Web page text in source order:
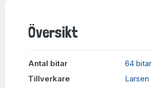
Översikt
Antal bitar
64 bitar
Tillverkare
Larsen